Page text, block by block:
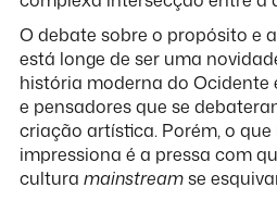
O debate sobre o propósito e
está longe de ser uma
história moderna do Ocidente
e pensadores que se
criação artística. Porém, o que
impressiona é a pressa com
cultura mainstreamse